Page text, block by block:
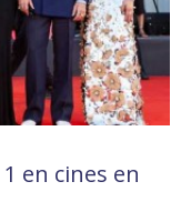
en cines en